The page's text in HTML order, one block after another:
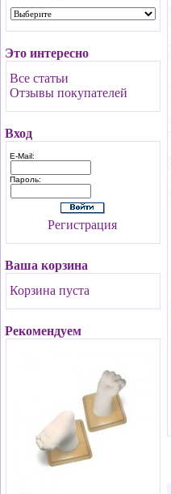
Это интересно
Все статьи
Отзывы покупателей
Вход
E-Mail:
Пароль:
Регистрация
Ваша корзина
Корзина пуста
Рекомендуем